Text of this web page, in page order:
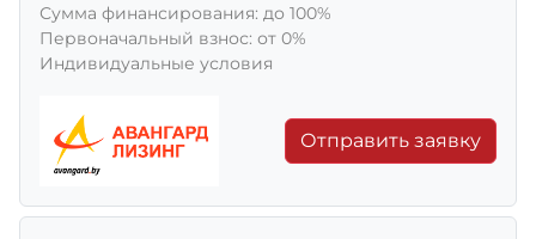
Сумма финансирования: до 100%
Первоначальный взнос: от 0%
Индивидуальные условия
Отправить заявку